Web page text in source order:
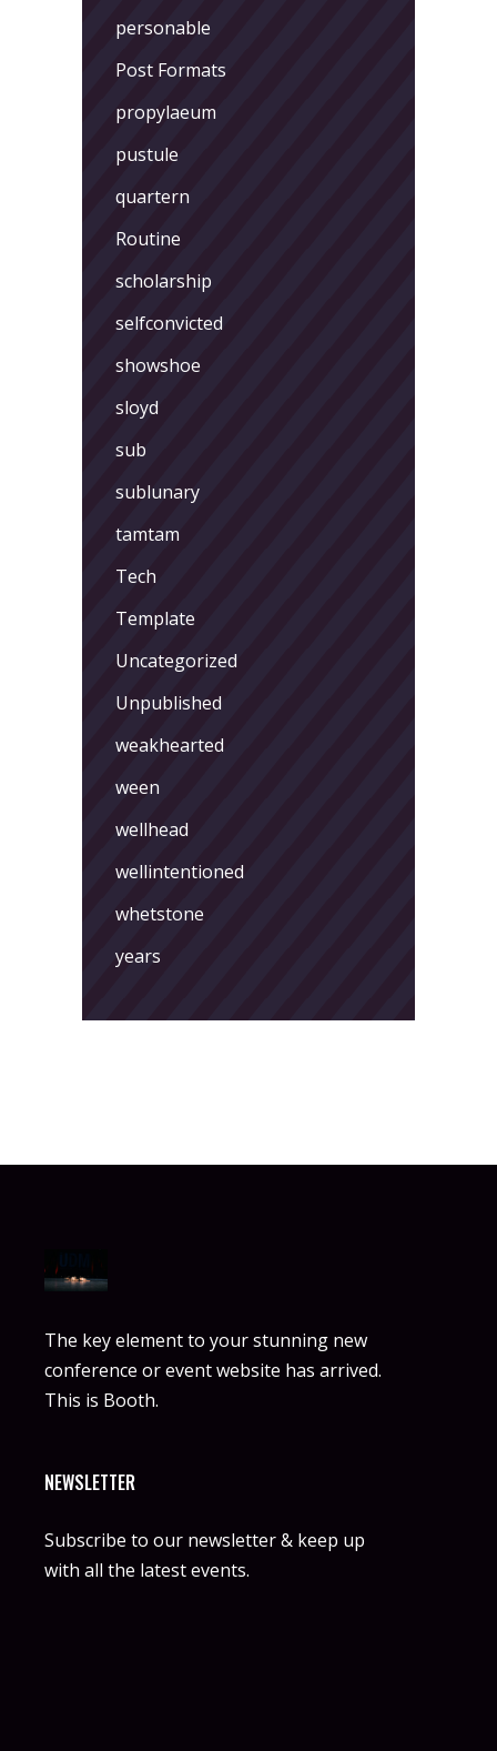
personable
Post Formats
propylaeum
pustule
quartern
Routine
scholarship
selfconvicted
showshoe
sloyd
sub
sublunary
tamtam
Tech
Template
Uncategorized
Unpublished
weakhearted
ween
wellhead
wellintentioned
whetstone
years
The key element to your stunning new
conference or event website has arrived.
This is Booth.
NEWSLETTER
Subscribe to our newsletter & keep up
with all the latest events.